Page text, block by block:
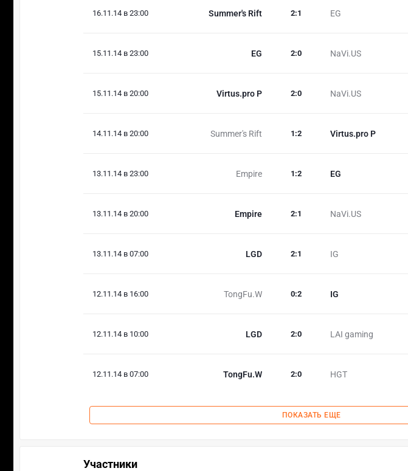
16.11.14 в 23:00 Summer's Rift EG
2:1
15.11.14 в 23:00 EG NaVi.US
2:0
15.11.14 в 20:00 Virtus.pro P NaVi.US
2:0
14.11.14 в 20:00 Summer's Rift Virtus.pro P
1 :2
13.11.14 в 23:00 Empire EG
1 :2
13.11.14 в 20:00 Empire NaVi.US
2:1
13.11.14 в 07:00 LGD IG
2:1
12.11.14 в 16:00 TongFu.W IG
0:2
12.11.14 в 10:00 LGD LAI gaming
2:0
12.11.14 в 07:00 TongFu.W HGT
2:0
ПОКАЗАТЬ ЕЩЕ
Участники